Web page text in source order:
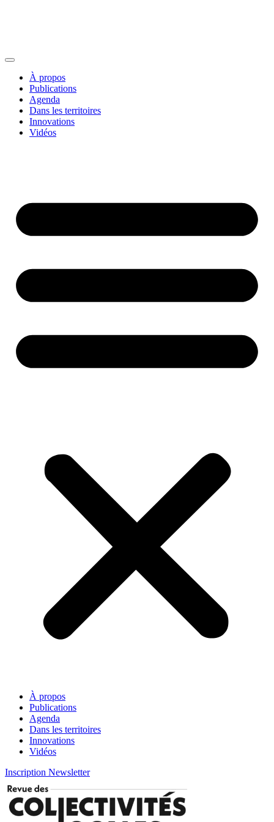
À propos
Publications
Agenda
Dans les territoires
Innovations
Vidéos
À propos
Publications
Agenda
Dans les territoires
Innovations
Vidéos
Inscription Newsletter